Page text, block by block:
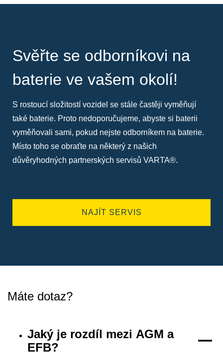
Svěřte se odborníkovi na
baterie ve vašem okolí!
S rostoucí složitostí vozidel se stále častěji vyměňují
také baterie. Proto nedoporučujeme, abyste si baterii
vyměňovali sami, pokud nejste odborníkem na baterie.
Místo toho se obraťte na některý z našich
důvěryhodných partnerských servisů VARTA®.
NAJÍT SERVIS
Máte dotaz?
Jaký je rozdíl mezi AGM a
EFB?